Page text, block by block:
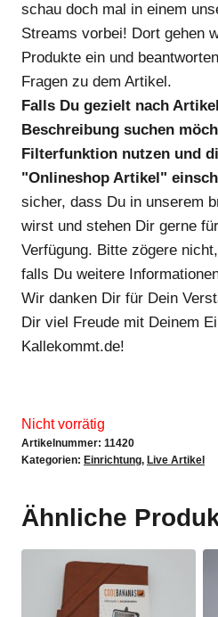
schau doch mal in einem
Streams vorbei! Dort gehen
Produkte ein und
Fragen zu dem Artikel.
Falls Du gezielt nach
Beschreibung suchen
Filterfunktion nutzen und
"Onlineshop Artikel"
sicher, dass Du in unserem
wirst und stehen Dir gerne
Verfügung. Bitte zögere
falls Du weitere
Wir danken Dir für Dein
Dir viel Freude mit Deinem
Kallekommt.de!
Nicht vorrätig
Artikelnummer: 11420
Kategorien: Einrichtung, Live Artikel
Ähnliche